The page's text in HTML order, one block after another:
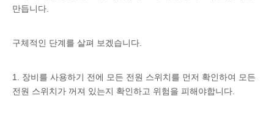
만듭니다.
구체적인 단계를 살펴 보겠습니다.
1. 장비를 사용하기 전에 모든 전원 스위치를 먼저 확인하여 모든
전원 스위치가 꺼져 있는지 확인하고 위험을 피해야합니다.